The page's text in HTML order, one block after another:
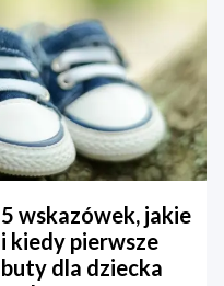
5 wskazówek, jakie
i kiedy pierwsze
buty dla dziecka